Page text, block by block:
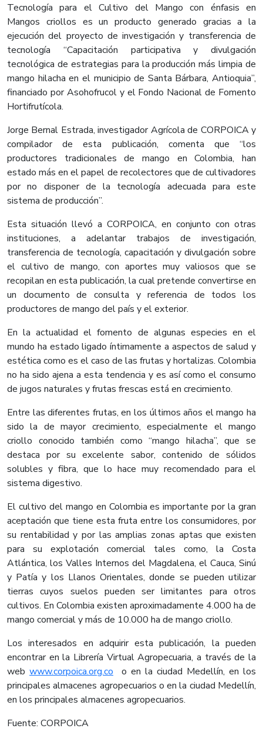
Tecnología para el Cultivo del Mango con énfasis en
Mangos criollos es un producto generado gracias a la
ejecución del proyecto de investigación y transferencia de
tecnología “Capacitación participativa y divulgación
tecnológica de estrategias para la producción más limpia de
mango hilacha en el municipio de Santa Bárbara, Antioquia”,
financiado por Asohofrucol y el Fondo Nacional de Fomento
Hortifrutícola.
Jorge Bernal Estrada, investigador Agrícola de CORPOICA y
compilador de esta publicación, comenta que “los
productores tradicionales de mango en Colombia, han
estado más en el papel de recolectores que de cultivadores
por no disponer de la tecnología adecuada para este
sistema de producción”.
Esta situación llevó a CORPOICA, en conjunto con otras
instituciones, a adelantar trabajos de investigación,
transferencia de tecnología, capacitación y divulgación sobre
el cultivo de mango, con aportes muy valiosos que se
recopilan en esta publicación, la cual pretende convertirse en
un documento de consulta y referencia de todos los
productores de mango del país y el exterior.
En la actualidad el fomento de algunas especies en el
mundo ha estado ligado íntimamente a aspectos de salud y
estética como es el caso de las frutas y hortalizas. Colombia
no ha sido ajena a esta tendencia y es así como el consumo
de jugos naturales y frutas frescas está en crecimiento.
Entre las diferentes frutas, en los últimos años el mango ha
sido la de mayor crecimiento, especialmente el mango
criollo conocido también como “mango hilacha”, que se
destaca por su excelente sabor, contenido de sólidos
solubles y fibra, que lo hace muy recomendado para el
sistema digestivo.
El cultivo del mango en Colombia es importante por la gran
aceptación que tiene esta fruta entre los consumidores, por
su rentabilidad y por las amplias zonas aptas que existen
para su explotación comercial tales como, la Costa
Atlántica, los Valles Internos del Magdalena, el Cauca, Sinú
y Patía y los Llanos Orientales, donde se pueden utilizar
tierras cuyos suelos pueden ser limitantes para otros
cultivos. En Colombia existen aproximadamente 4.000 ha de
mango comercial y más de 10.000 ha de mango criollo.
Los interesados en adquirir esta publicación, la pueden
encontrar en la Librería Virtual Agropecuaria, a través de la
web www.corpoica.org.co o en la ciudad Medellín, en los
principales almacenes agropecuarios o en la ciudad Medellín,
en los principales almacenes agropecuarios.
Fuente: CORPOICA